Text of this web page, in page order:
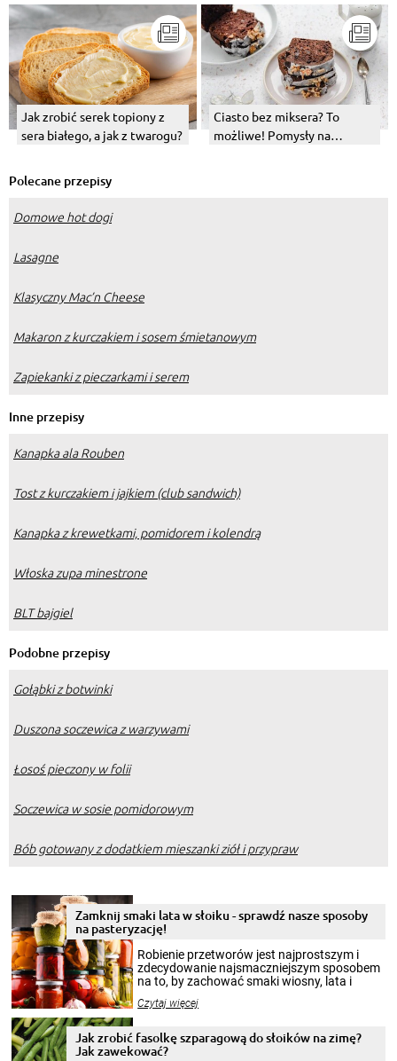
Jak zrobić serek topiony z
sera białego, a jak z twarogu?
Ciasto bez miksera? To
możliwe! Pomysły na
Polecane przepisy
Domowe hot dogi
Lasagne
Klasyczny Mac’n Cheese
Makaron z kurczakiem i sosem śmietanowym
Zapiekanki z pieczarkami i serem
Inne przepisy
Kanapka ala Rouben
Tost z kurczakiem i jajkiem (club sandwich)
Kanapka z krewetkami, pomidorem i kolendrą
Włoska zupa minestrone
BLT bajgiel
Podobne przepisy
Gołąbki z botwinki
Duszona soczewica z warzywami
Łosoś pieczony w folii
Soczewica w sosie pomidorowym
Bób gotowany z dodatkiem mieszanki ziół i przypraw
Zamknij smaki lata w słoiku - sprawdź nasze sposoby
na pasteryzację!
Robienie przetworów jest najprostszym i
zdecydowanie najsmaczniejszym sposobem
na to, by zachować smaki wiosny, lata i
krajobrazów, by cieszyć nimi oko w sezonie
pełni poczuć atmosferę cieplejszych
miesięcy. Przygotowanie słoików ze
Czytaj więcej
Jak zrobić fasolkę szparagową do słoików na zimę?
Jak zawekować?